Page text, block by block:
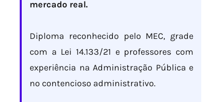
mercado real.
Diploma reconhecido pelo MEC, grade
com a Lei 14.133/21 e professores com
experiência na Administração Pública e
no contencioso administrativo.